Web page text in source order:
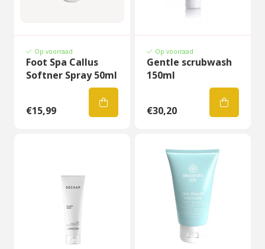
Op voorraad
Foot Spa Callus
Softner Spray 50ml
€15,99
Op voorraad
Gentle scrubwash
150ml
€30,20